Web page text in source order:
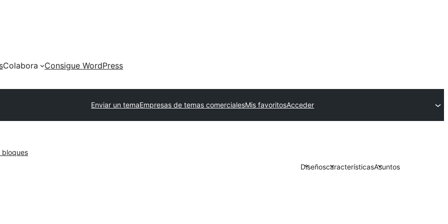
Colabora
Consigue WordPress
Enviar un temaEmpresas de temas comercialesMis favoritosAcceder
bloques
DiseñoscaracterísticasAsuntos